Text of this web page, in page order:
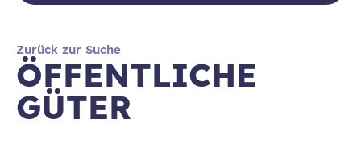
Zurück zur Suche
ÖFFENTLICHE
GÜTER